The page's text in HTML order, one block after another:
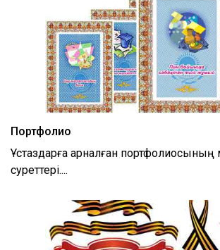
Портфолио
Ұстаздарға арналған портфолиосының
суреттері....